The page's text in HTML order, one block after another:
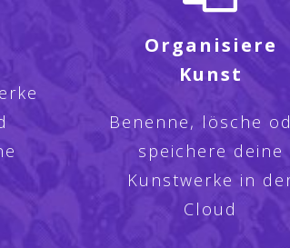
Organisiere
Kunst
Benenne, lösche
speichere deine
Kunstwerke in
Cloud